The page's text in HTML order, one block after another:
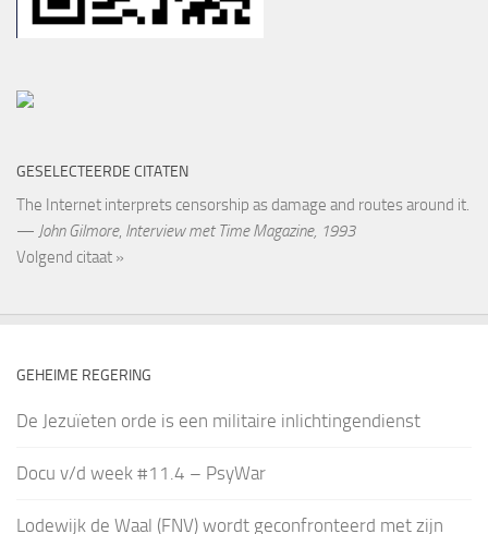
GESELECTEERDE CITATEN
The Internet interprets censorship as damage and routes around it.
— John Gilmore, Interview met Time Magazine, 1993
Volgend citaat »
GEHEIME REGERING
De Jezuïeten orde is een militaire inlichtingendienst
Docu v/d week #11.4 – PsyWar
Lodewijk de Waal (FNV) wordt geconfronteerd met zijn